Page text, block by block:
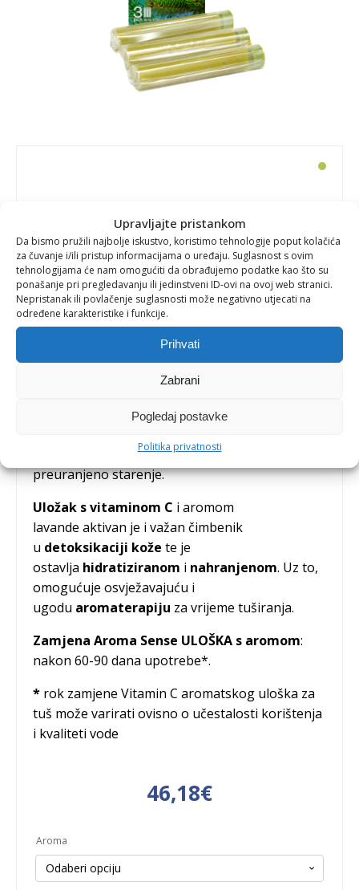
Upravljajte pristankom
Da bismo pružili najbolje iskustvo, koristimo tehnologije poput kolačića
za čuvanje i/ili pristup informacijama o uređaju. Suglasnost s ovim
tehnologijama će nam omogućiti da obrađujemo podatke kao što su
ponašanje pri pregledavanju ili jedinstveni ID-ovi na ovoj web stranici.
Nepristanak ili povlačenje suglasnosti može negativno utjecati na
određene karakteristike i funkcije.
Prihvati
Zabrani
Pogledaj postavke
Politika privatnosti
tuš
Postignite balans tijela i uma uz snažan
antioksidativni učinak
Aroma Sense ULOŠKA za tuš
s aromom LAVANDE, ČEMPRESA i
zdravstvenih tegoba uzrokovanih stresom.
vaše kose i kože sprječavajući njihovo
preuranjeno starenje.
Uložak s vitaminom C i aromom
lavande aktivan je i važan čimbenik
u detoksikaciji kože te je
ostavlja hidratiziranom i nahranjenom. Uz to,
omogućuje osvježavajuću i
ugodu aromaterapiju za vrijeme tuširanja.
Zamjena Aroma Sense ULOŠKA s aromom:
nakon 60-90 dana upotrebe*.
* rok zamjene Vitamin C aromatskog uloška za
tuš može varirati ovisno o učestalosti korištenja
i kvaliteti vode
46,18€
Aroma